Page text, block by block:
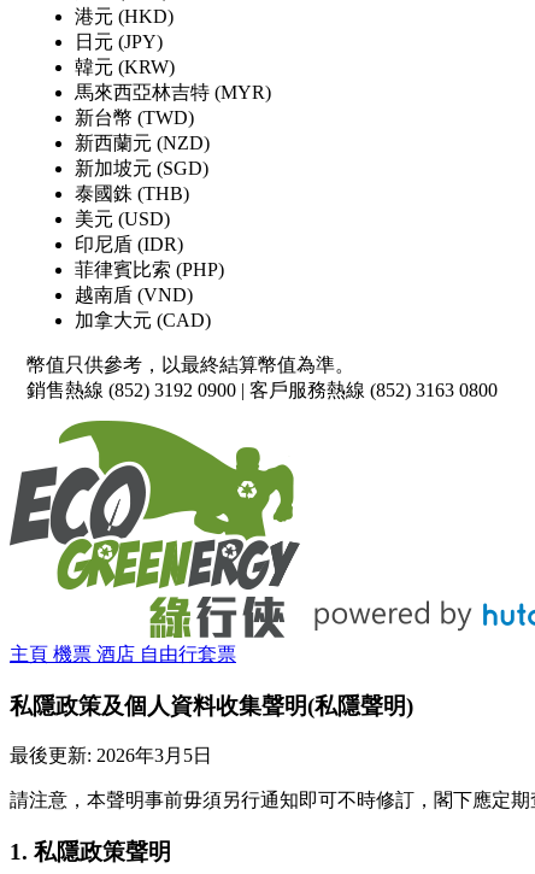
港元 (HKD)
日元 (JPY)
韓元 (KRW)
馬來西亞林吉特 (MYR)
新台幣 (TWD)
新西蘭元 (NZD)
新加坡元 (SGD)
泰國銖 (THB)
美元 (USD)
印尼盾 (IDR)
菲律賓比索 (PHP)
越南盾 (VND)
加拿大元 (CAD)
幣值只供參考，以最終結算幣值為準。
銷售熱線 (852) 3192 0900 | 客戶服務熱線 (852) 3163 0800
主頁 機票 酒店 自由行套票
私隱政策及個⼈資料收集聲明(私隱聲明)
最後更新: 2026年3月5日
請注意，本聲明事前毋須另⾏通知即可不時修訂，閣下應定
1. 私隱政策聲明